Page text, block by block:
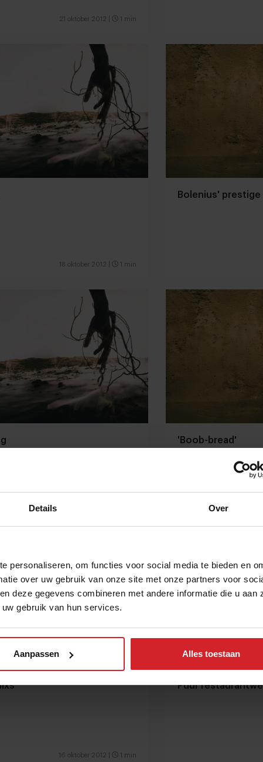
Details Over
personaliseren, om functies voor social media te bieden en
over uw gebruik van onze site met onze partners voor
deze gegevens combineren met andere informatie die u aan
gebruik van hun services.
Aanpassen Alles toestaan
21 oktober 2012 1 min
18 oktober 2012 1 min
Bolenius' prestige
'Boob-bread'
16 oktober 2012 1 min
Puur